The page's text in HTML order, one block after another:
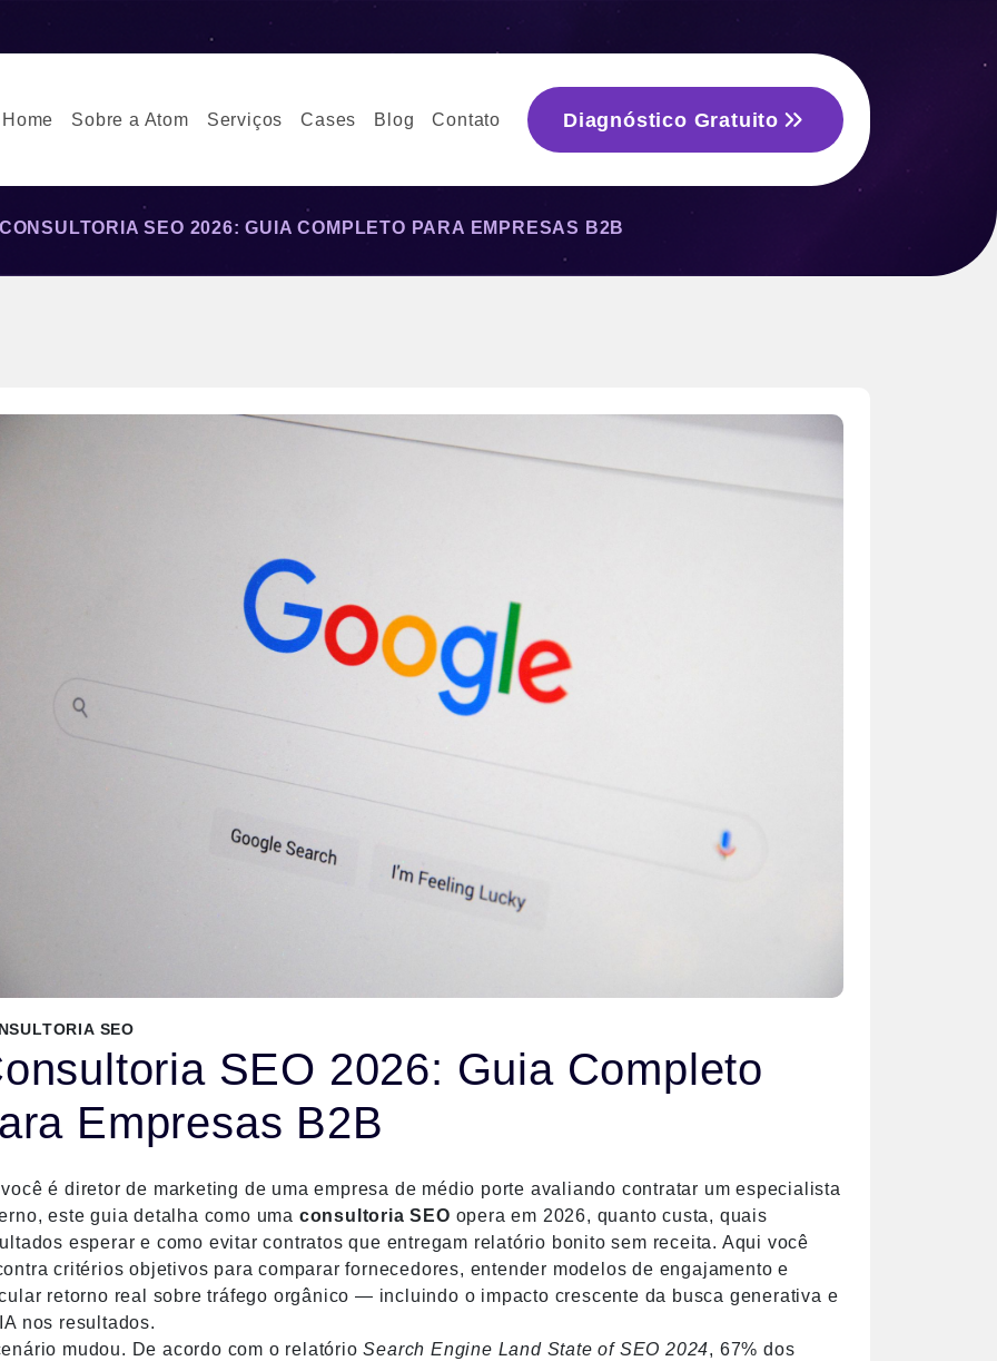
Home Sobre a Atom Serviços Cases Blog Contato Diagnóstico Gratuito
CONSULTORIA SEO 2026: GUIA COMPLETO PARA EMPRESAS B2B
SEO
SEO 2026: Guia Completo
Empresas B2B
é diretor de marketing de uma empresa de médio porte avaliando contratar um especialista
este guia detalha como uma consultoria SEO opera em 2026, quanto custa, quais
esperar e como evitar contratos que entregam relatório bonito sem receita. Aqui você
critérios objetivos para comparar fornecedores, entender modelos de engajamento e
retorno real sobre tráfego orgânico — incluindo o impacto crescente da busca generativa e
nos resultados.
mudou. De acordo com o relatórioSearch Engine Land State of SEO 2024, 67% dos